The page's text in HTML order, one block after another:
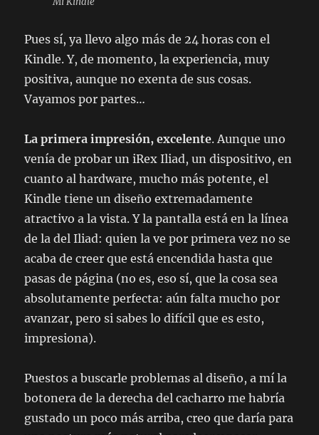
Pues sí, ya llevo algo más de 24 horas con el
Kindle. Y, de momento, la experiencia, muy
positiva, aunque no exenta de sus cosas.
Vayamos por partes…
La primera impresión, excelente. Aunque uno
venía de probar un iRex Iliad, un dispositivo, en
cuanto al hardware, mucho más potente, el
Kindle tiene un diseño extremadamente
atractivo a la vista. Y la pantalla está en la línea
de la del Iliad: quien la ve por primera vez no se
acaba de creer que está encendida hasta que
pasas de página (no es, eso sí, que la cosa sea
absolutamente perfecta: aún falta mucho por
avanzar, pero si sabes lo difícil que es esto,
impresiona).
Puestos a buscarle problemas al diseño, a mí la
botonera de la derecha del cacharro me habría
gustado un poco más arriba, creo que daría para